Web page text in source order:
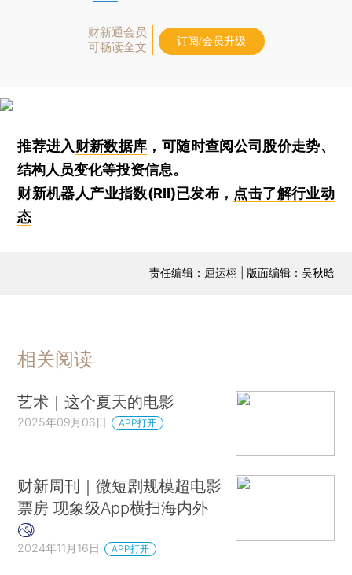
财新通会员
可畅读全文
订阅/会员升级
推荐进入财新数据库 ，可随时查阅公司股价走势、
结构人员变化等投资信息。
财新机器人产业指数(RII)已发布， 点击了解行业动
态
责任编辑：屈运栩 | 版面编辑：吴秋晗
相关阅读
艺术｜这个夏天的电影
2025年09月06日 APP打开
财新周刊｜微短剧规模超电影
票房 现象级App横扫海内外
2024年11月16日 APP打开